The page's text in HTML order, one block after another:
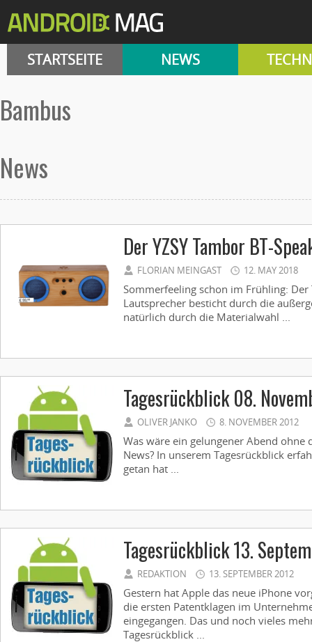
STARTSEITE NEWS
bambus
News
Der YZSY Tambor BT-
FLORIAN MEINGAST 12. MAY 2018
Sommerfeeling schon im Frühling:
Lautsprecher besticht durch die
natürlich durch die Materialwahl ...
Tagesrückblick 08.
OLIVER JANKO 8. NOVEMBER 2012
Was wäre ein gelungener Abend ohne
News? In unserem Tagesrückblick
getan hat ...
Tagesrückblick 13.
REDAKTION 13. SEPTEMBER 2012
Gestern hat Apple das neue iPhone
die ersten Patentklagen im
eingegangen. Das und noch vieles
Tagesrückblick ...